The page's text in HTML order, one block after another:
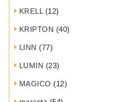
KRELL(12)
KRIPTON (40)
LINN (77)
LUMIN (23)
MAGICO (12)